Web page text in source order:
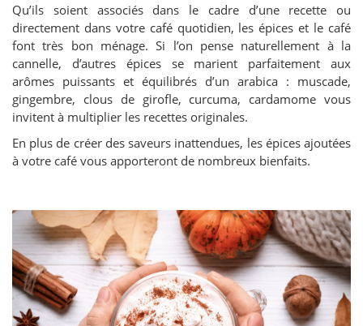
Qu’ils soient associés dans le cadre d’une recette ou
directement dans votre café quotidien, les épices et le café
font très bon ménage. Si l’on pense naturellement à la
cannelle, d’autres épices se marient parfaitement aux
arômes puissants et équilibrés d’un arabica : muscade,
gingembre, clous de girofle, curcuma, cardamome vous
invitent à multiplier les recettes originales.
En plus de créer des saveurs inattendues, les épices ajoutées
à votre café vous apporteront de nombreux bienfaits.